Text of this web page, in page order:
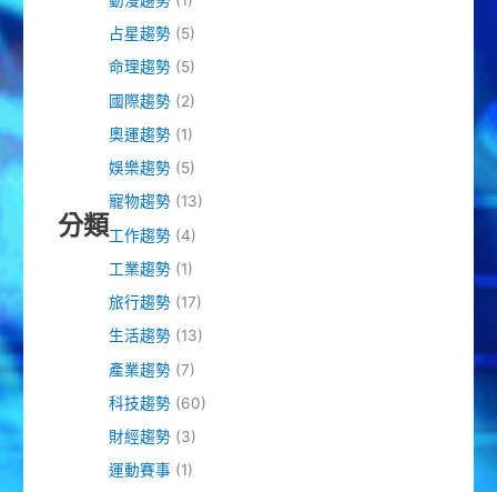
分類
占星趨勢(5)
命理趨勢(5)
國際趨勢(2)
奧運趨勢(1)
娛樂趨勢(5)
寵物趨勢(13)
工作趨勢(4)
工業趨勢(1)
旅行趨勢(17)
生活趨勢(13)
產業趨勢(7)
科技趨勢(60)
財經趨勢(3)
運動賽事 (1)